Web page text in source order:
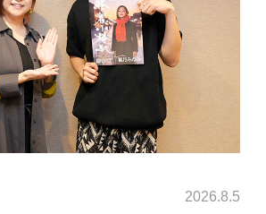
2026.8.5